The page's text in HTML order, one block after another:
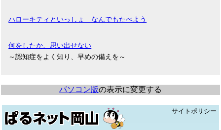
ハローキティといっしょ なんでもたべよう
何をしたか、思い出せない
～認知症をよく知り、早めの備えを～
パソコン版の表示に変更する
サイトポリシー